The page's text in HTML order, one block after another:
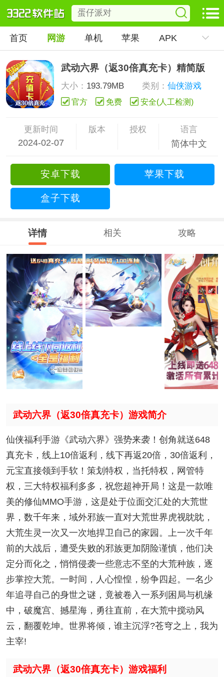
首页 网游 单机 苹果 APK
武动六界（返30倍真充卡）精简版
大小： 193.79MB 类别： 仙侠游戏
官方 免费 安全(人工检测)
更新时间
2024-02-07
版本 授权 语言
简体中文
安卓下载 苹果下载
盒子下载
详情 相关 攻略
武动六界（返30倍真充卡）游戏简介
仙侠福利手游《武动六界》强势来袭！创角就送648
真充卡，线上10倍返利，线下再返20倍，30倍返利，
元宝直接领到手软！策划特权，当托特权，网管特
权，三大特权福利多多，祝您超神开局！这是一款唯
美的修仙MMO手游，这是处于位面交汇处的大荒世
界，数千年来，域外邪族一直对大荒世界虎视眈眈，
大荒生灵一次又一次地捍卫自己的家园。上一次千年
前的大战后，遭受失败的邪族更加阴险谨慎，他们决
定分而化之，悄悄侵袭一些意志不坚的大荒种族，逐
步掌控大荒。一时间，人心惶惶，纷争四起。一名少
年追寻自己的身世之谜，竟被卷入一系列困局与机缘
中，破魔宫、撼星海，勇往直前，在大荒中搅动风
云，翻覆乾坤。世界将倾，谁主沉浮?苍穹之上，我为
主宰!
武动六界（返30倍真充卡）游戏福利